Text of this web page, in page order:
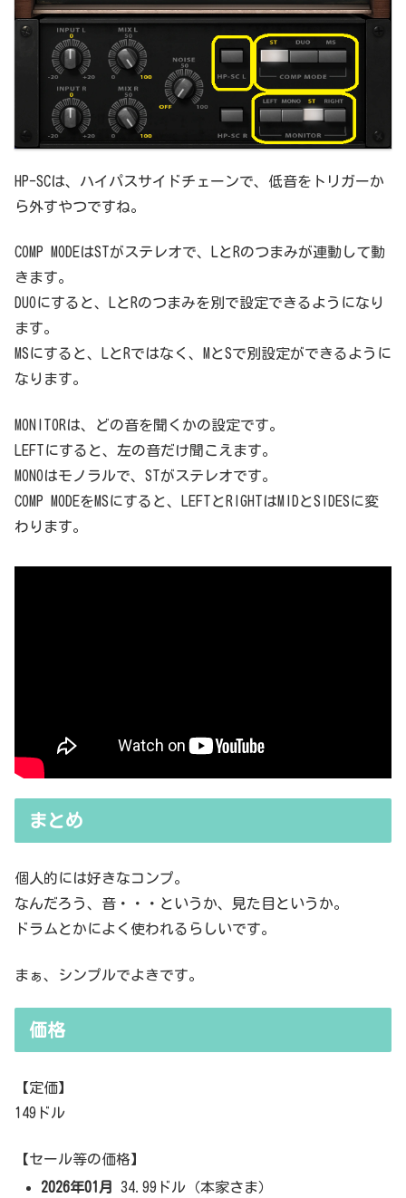
HP-SCは、ハイパスサイドチェーンで、低音をトリガーか
ら外すやつですね。
COMP MODEはSTがステレオで、LとRのつまみが連動して動
きます。
DUOにすると、LとRのつまみを別で設定できるようになり
ます。
MSにすると、LとRではなく、MとSで別設定ができるように
なります。
MONITORは、どの音を聞くかの設定です。
LEFTにすると、左の音だけ聞こえます。
MONOはモノラルで、STがステレオです。
COMP MODEをMSにすると、LEFTとRIGHTはMIDとSIDESに変
わります。
まとめ
個人的には好きなコンプ。
なんだろう、音・・・というか、見た目というか。
ドラムとかによく使われるらしいです。
まぁ、シンプルでよきです。
価格
【定価】
149ドル
【セール等の価格】
2026年01月
34.99ドル（本家さま）